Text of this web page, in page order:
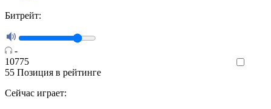
Битрейт:
-
10775
55 Позиция в рейтинге
Сейчас играет: